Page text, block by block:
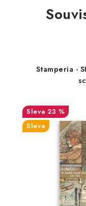
Stamperia -
23 %
Sleva